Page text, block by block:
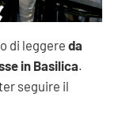
di leggere da
in Basilica.
seguire il